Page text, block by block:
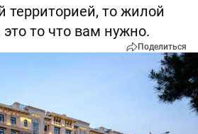
территорией, то жилой
то что вам нужно.
Поделиться